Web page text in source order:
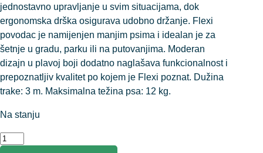
jednostavno upravljanje u svim situacijama, dok
ergonomska drška osigurava udobno držanje. Flexi
povodac je namijenjen manjim psima i idealan je za
šetnje u gradu, parku ili na putovanjima. Moderan
dizajn u plavoj boji dodatno naglašava funkcionalnost i
prepoznatljiv kvalitet po kojem je Flexi poznat. Dužina
trake: 3 m. Maksimalna težina psa: 12 kg.
Na stanju